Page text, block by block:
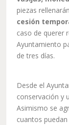
piezas
cesión
caso de querer
Ayuntamiento
de tres días.
Desde el
conservación y
Asimismo se
cuantos